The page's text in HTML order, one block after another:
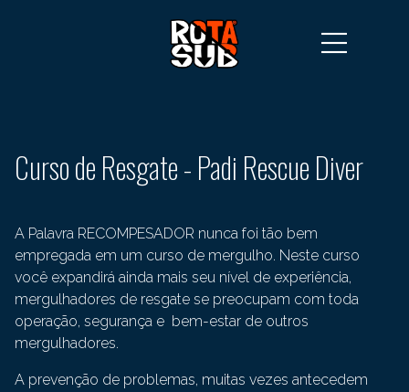
Curso de Resgate - Padi Rescue Diver
A Palavra RECOMPESADOR nunca foi tão bem
empregada em um curso de mergulho. Neste curso
você expandirá ainda mais seu nível de experiência,
mergulhadores de resgate se preocupam com toda
operação, segurança e bem-estar de outros
mergulhadores.
A prevenção de problemas, muitas vezes antecedem